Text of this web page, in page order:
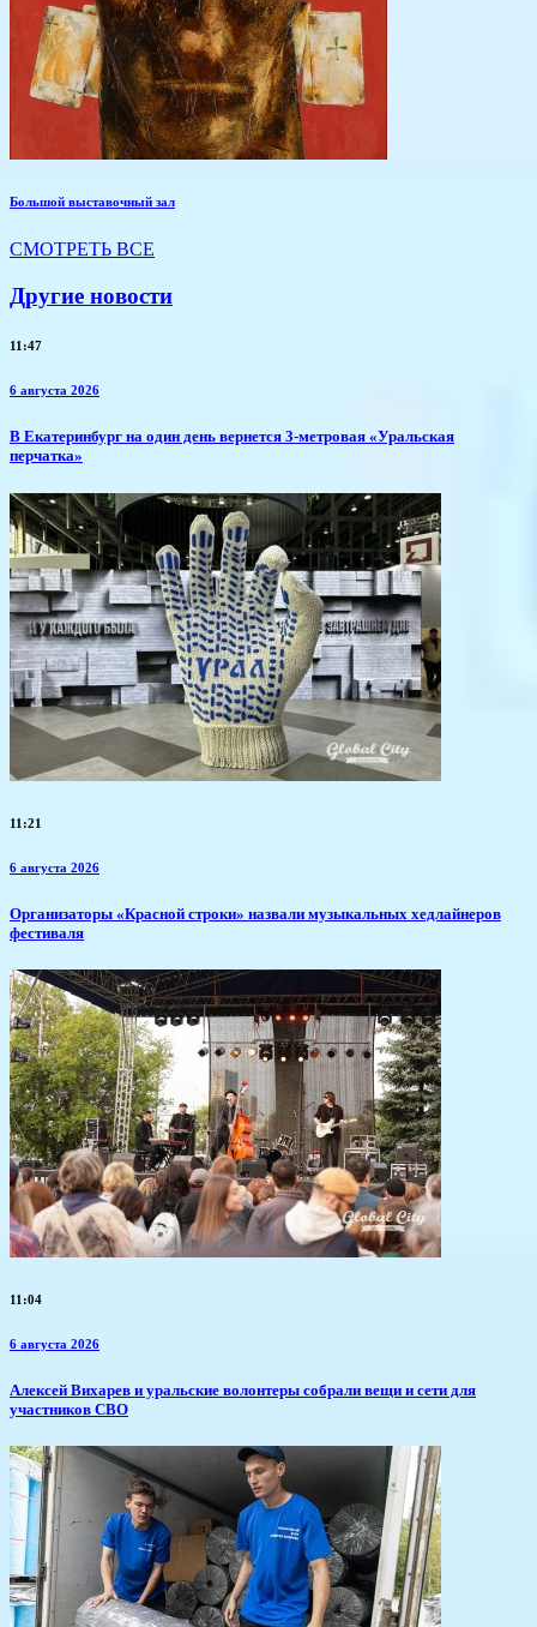
Большой выставочный зал
СМОТРЕТЬ ВСЕ
Другие новости
11:47
6 августа 2026
В Екатеринбург на один день вернется 3-метровая «Уральская
перчатка»
11:21
6 августа 2026
​Организаторы «Красной строки» назвали музыкальных хедлайнеров
фестиваля
11:04
6 августа 2026
Алексей Вихарев и уральские волонтеры собрали вещи и сети для
участников СВО